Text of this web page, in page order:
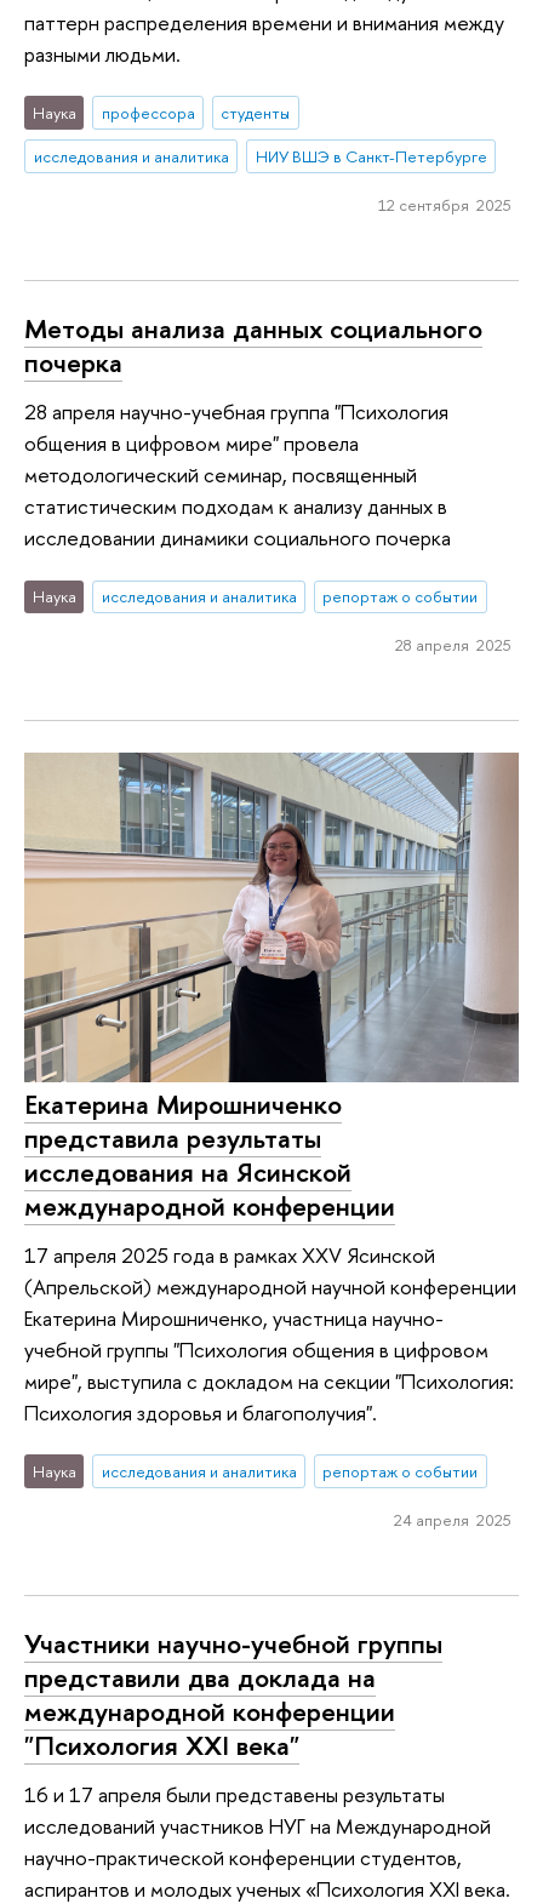
паттерн распределения времени и внимания между
разными людьми.
Наука профессора
студенты
исследования и аналитика
НИУ ВШЭ в Санкт-Петербурге
12 сентября 2025
Методы анализа данных социального
почерка
28 апреля научно-учебная группа "Психология
общения в цифровом мире" провела
методологический семинар, посвященный
статистическим подходам к анализу данных в
исследовании динамики социального почерка
Наука исследования и аналитика репортаж о событии
28 апреля 2025
Екатерина Мирошниченко
представила результаты
исследования на Ясинской
международной конференции
17 апреля 2025 года в рамках XXV Ясинской
(Апрельской) международной научной конференции
Екатерина Мирошниченко, участница научно-
учебной группы "Психология общения в цифровом
мире", выступила с докладом на секции "Психология:
Психология здоровья и благополучия".
Наука исследования и аналитика репортаж о событии
24 апреля 2025
Участники научно-учебной группы
представили два доклада на
международной конференции
"Психология XXI века"
16 и 17 апреля были представены результаты
исследований участников НУГ на Международной
научно-практической конференции студентов,
аспирантов и молодых ученых «Психология XXI века.